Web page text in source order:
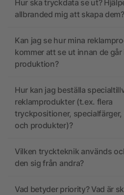
Hur ska tryckdata se ut?
allbranded mig att skapa dem?
Kan jag se hur mina
kommer att se ut innan de går
produktion?
Hur kan jag beställa
reklamprodukter (t.ex. flera
tryckpositioner,
och produkter)?
Vilken tryckteknik används
den sig från andra?
Vad betyder priority? Vad är